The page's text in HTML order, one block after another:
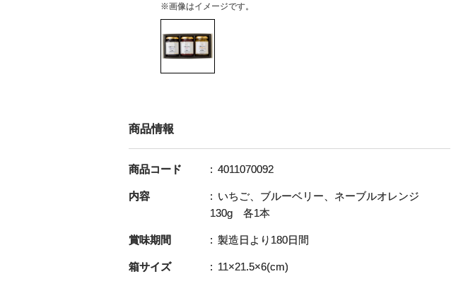
※画像はイメージです。
商品情報
商品コード 4011070092
内容
いちご、ブルーベリー、ネーブルオレンジ
130g 各1本
賞味期間 製造日より180日間
箱サイズ 11×21.5×6(cm)